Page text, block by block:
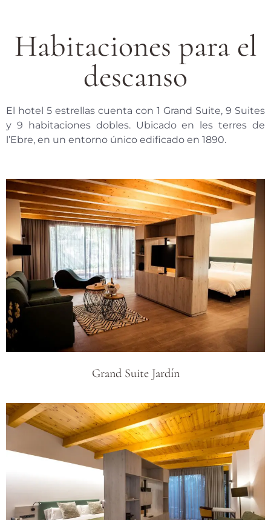
Habitaciones para el
descanso
El hotel 5 estrellas cuenta con 1 Grand Suite, 9 Suites
y 9 habitaciones dobles. Ubicado en les terres de
l’Ebre, en un entorno único edificado en 1890.
Grand Suite Jardín